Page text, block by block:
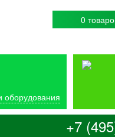
0
оборудования
+7